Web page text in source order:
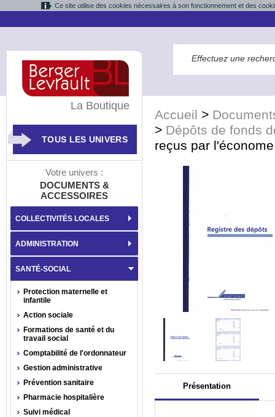
Ce site utilise des cookies nécessaires à son fonctionnement et des
Accueil >
> Dépôts de fonds
reçus par l'économe
Présentation
La Boutique
TOUS LES UNIVERS
Votre univers :
DOCUMENTS &
ACCESSOIRES
COLLECTIVITÉS LOCALES
ADMINISTRATION
SANTÉ-SOCIAL
Protection maternelle et
infantile
Action sociale
Formations de santé et du
travail social
Comptabilité de l'ordonnateur
Gestion administrative
Prévention sanitaire
Pharmacie hospitalière
Suivi médical